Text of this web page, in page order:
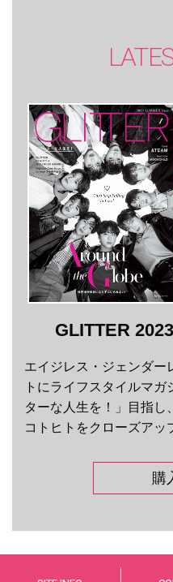
GLITTER
エイジレス・ジェンダー
トにライフスタイルマ
ターな人生を！」目指し
コトヒトをクローズアッ
購